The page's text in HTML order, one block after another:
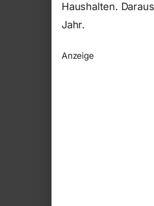
Haushalten.
Jahr.
Anzeige